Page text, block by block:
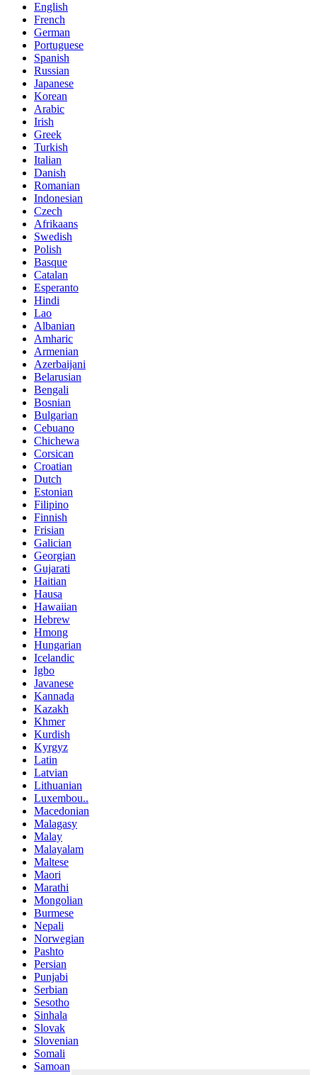
English
French
German
Portuguese
Spanish
Russian
Japanese
Korean
Arabic
Irish
Greek
Turkish
Italian
Danish
Romanian
Indonesian
Czech
Afrikaans
Swedish
Polish
Basque
Catalan
Esperanto
Hindi
Lao
Albanian
Amharic
Armenian
Azerbaijani
Belarusian
Bengali
Bosnian
Bulgarian
Cebuano
Chichewa
Corsican
Croatian
Dutch
Estonian
Filipino
Finnish
Frisian
Galician
Georgian
Gujarati
Haitian
Hausa
Hawaiian
Hebrew
Hmong
Hungarian
Icelandic
Igbo
Javanese
Kannada
Kazakh
Khmer
Kurdish
Kyrgyz
Latin
Latvian
Lithuanian
Luxembou..
Macedonian
Malagasy
Malay
Malayalam
Maltese
Maori
Marathi
Mongolian
Burmese
Nepali
Norwegian
Pashto
Persian
Punjabi
Serbian
Sesotho
Sinhala
Slovak
Slovenian
Somali
Samoan